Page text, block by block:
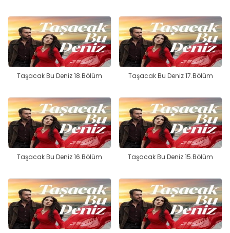
Taşacak Bu Deniz 18.Bölüm Taşacak Bu Deniz 17.Bölüm
Taşacak Bu Deniz 16.Bölüm Taşacak Bu Deniz 15.Bölüm